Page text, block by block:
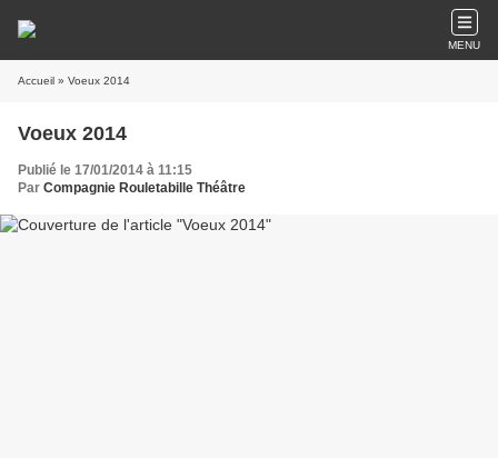
MENU
Accueil » Voeux 2014
Voeux 2014
Publié le 17/01/2014 à 11:15
Par Compagnie Rouletabille Théâtre